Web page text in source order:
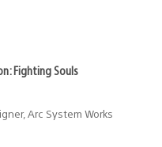
Fighting Souls
Arc System Works